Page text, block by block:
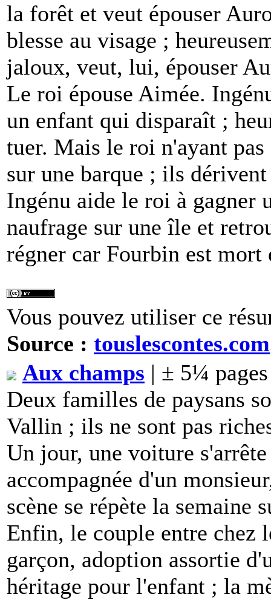
la forêt et veut épouser
blesse au visage ;
jaloux, veut, lui, épouser
Le roi épouse Aimée.
un enfant qui disparaît ;
tuer. Mais le roi n'ayant
sur une barque ; ils
Ingénu aide le roi à gagner
naufrage sur une île et
régner car Fourbin est mort
Vous pouvez utiliser ce
Source : touslescontes.com
Aux champs | ± 5¼
Deux familles de paysans
Vallin ; ils ne sont pas
Un jour, une voiture
accompagnée d'un
scène se répète la semaine
Enfin, le couple entre chez
garçon, adoption assortie
héritage pour l'enfant ; la